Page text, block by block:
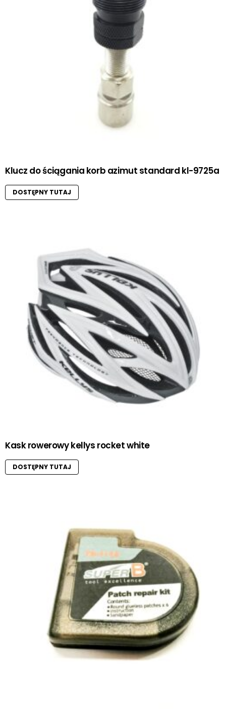
Klucz do ściągania korb azimut standard kl-9725a
DOSTĘPNY TUTAJ
Kask rowerowy kellys rocket white
DOSTĘPNY TUTAJ